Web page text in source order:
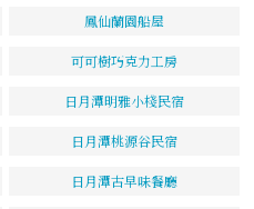
鳳仙蘭園船屋
可可樹巧克力工房
日月潭明雅小棧民宿
日月潭桃源谷民宿
日月潭古早味餐廳